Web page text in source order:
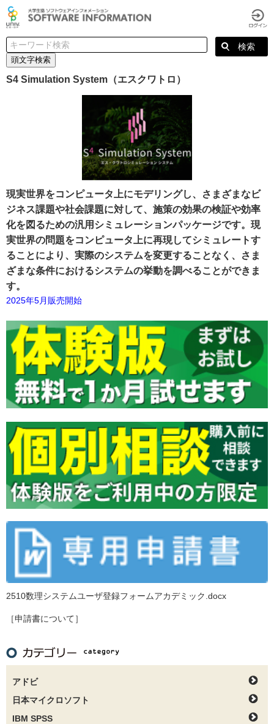
頭文字検索
S4 Simulation System（エスクワトロ）
現実世界をコンピュータ上にモデリングし、さまざまなビ
ジネス課題や社会課題に対して、施策の効果の検証や効率
化を図るための汎用シミュレーションパッケージです。現
実世界の問題をコンピュータ上に再現してシミュレートす
ることにより、実際のシステムを変更することなく、さま
ざまな条件におけるシステムの挙動を調べることができま
す。
2025年5月販売開始
2510数理システムユーザ登録フォームアカデミック.docx
［申請書について］
アドビ
日本マイクロソフト
IBM SPSS